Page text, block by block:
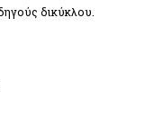
δικύκλου.